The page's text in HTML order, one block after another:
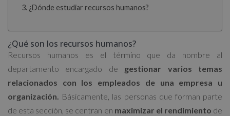
¿Dónde estudiar recursos humanos?
¿Qué son los recursos humanos?
Recursos humanos es el término que da nombre al
departamento encargado de gestionar varios temas
relacionados con los empleados de una empresa u
organización.
Básicamente, las personas que forman parte
de esta sección, se centran en maximizar el rendimiento de